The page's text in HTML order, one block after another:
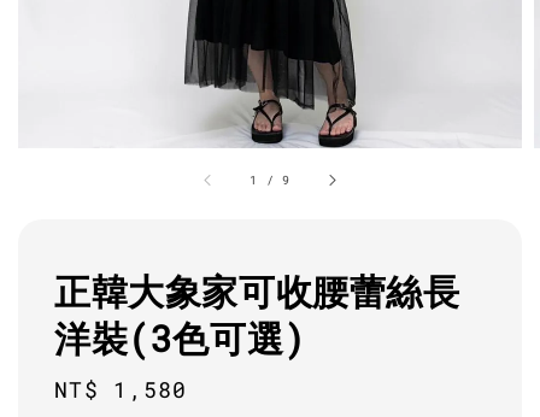
1 /9
正韓大象家可收腰蕾絲長
洋裝(3色可選)
Regular
NT$ 1,580